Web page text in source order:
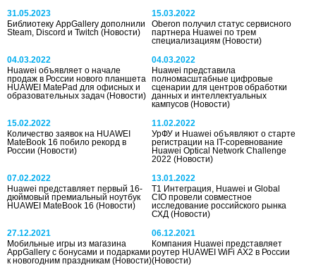
31.05.2023
Библиотеку AppGallery дополнили
Steam, Discord и Twitch (Новости)
15.03.2022
Oberon получил статус сервисного
партнера Huawei по трем
специализациям(Новости)
04.03.2022
Huawei объявляет о начале
продаж в России нового планшета
HUAWEI MatePad для офисных и
образовательных задач (Новости)
04.03.2022
Huawei представила
полномасштабные цифровые
сценарии для центров обработки
данных и интеллектуальных
кампусов(Новости)
15.02.2022
Количество заявок на HUAWEI
MateBook 16 побило рекорд в
России (Новости)
11.02.2022
УрФУ и Huawei объявляют о старте
регистрации на IT-соревнование
Huawei Optical Network Challenge
2022(Новости)
07.02.2022
Huawei представляет первый 16-
дюймовый премиальный ноутбук
HUAWEI MateBook 16 (Новости)
13.01.2022
Т1 Интеграция, Huawei и Global
CIO провели совместное
исследование российского рынка
СХД(Новости)
27.12.2021
Мобильные игры из магазина
AppGallery с бонусами и подарками
к новогодним праздникам (Новости)
06.12.2021
Компания Huawei представляет
роутер HUAWEI WiFi AX2 в России
(Новости)